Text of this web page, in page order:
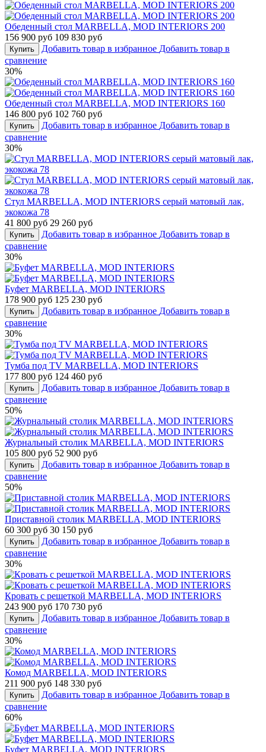
Обеденный стол MARBELLA, MOD INTERIORS 200
156 900 руб 109 830 руб
Купить Добавить товар в избранное Добавить товар в
сравнение
30%
Обеденный стол MARBELLA, MOD INTERIORS 160
146 800 руб 102 760 руб
Купить Добавить товар в избранное Добавить товар в
сравнение
30%
Стул MARBELLA, MOD INTERIORS серый матовый лак,
экокожа 78
41 800 руб 29 260 руб
Купить Добавить товар в избранное Добавить товар в
сравнение
30%
Буфет MARBELLA, MOD INTERIORS
178 900 руб 125 230 руб
Купить Добавить товар в избранное Добавить товар в
сравнение
30%
Тумба под TV MARBELLA, MOD INTERIORS
177 800 руб 124 460 руб
Купить Добавить товар в избранное Добавить товар в
сравнение
50%
Журнальный столик MARBELLA, MOD INTERIORS
105 800 руб 52 900 руб
Купить Добавить товар в избранное Добавить товар в
сравнение
50%
Приставной столик MARBELLA, MOD INTERIORS
60 300 руб 30 150 руб
Купить Добавить товар в избранное Добавить товар в
сравнение
30%
Кровать с решеткой MARBELLA, MOD INTERIORS
243 900 руб 170 730 руб
Купить Добавить товар в избранное Добавить товар в
сравнение
30%
Комод MARBELLA, MOD INTERIORS
211 900 руб 148 330 руб
Купить Добавить товар в избранное Добавить товар в
сравнение
60%
Буфет MARBELLA, MOD INTERIORS